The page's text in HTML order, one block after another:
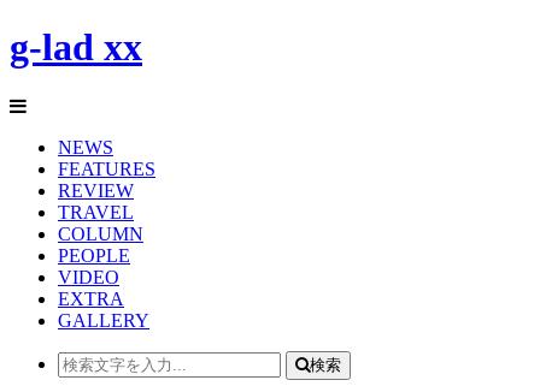
g-lad xx
NEWS
FEATURES
REVIEW
TRAVEL
COLUMN
PEOPLE
VIDEO
EXTRA
GALLERY
検索